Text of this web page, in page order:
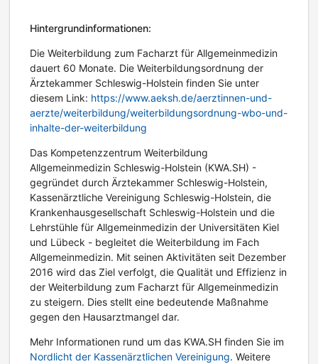
Hintergrundinformationen:
Die Weiterbildung zum Facharzt für Allgemeinmedizin
dauert 60 Monate. Die Weiterbildungsordnung der
Ärztekammer Schleswig-Holstein finden Sie unter
diesem Link: https://www.aeksh.de/aerztinnen-und-
aerzte/weiterbildung/weiterbildungsordnung-wbo-und-
inhalte-der-weiterbildung
Das Kompetenzzentrum Weiterbildung
Allgemeinmedizin Schleswig-Holstein (KWA.SH) -
gegründet durch Ärztekammer Schleswig-Holstein,
Kassenärztliche Vereinigung Schleswig-Holstein, die
Krankenhausgesellschaft Schleswig-Holstein und die
Lehrstühle für Allgemeinmedizin der Universitäten Kiel
und Lübeck - begleitet die Weiterbildung im Fach
Allgemeinmedizin. Mit seinen Aktivitäten seit Dezember
2016 wird das Ziel verfolgt, die Qualität und Effizienz in
der Weiterbildung zum Facharzt für Allgemeinmedizin
zu steigern. Dies stellt eine bedeutende Maßnahme
gegen den Hausarztmangel dar.
Mehr Informationen rund um das KWA.SH finden Sie im
Nordlicht der Kassenärztlichen Vereinigung. Weitere